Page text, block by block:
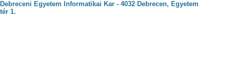
Debreceni Egyetem Informatikai Kar - 4032 Debrecen, Egyetem
tér 1.